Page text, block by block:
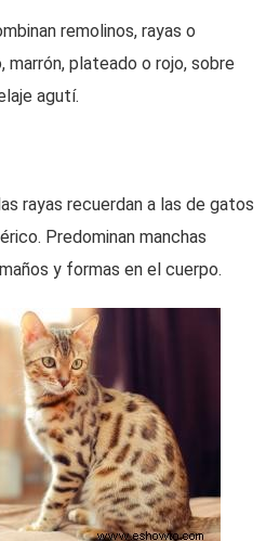
remolinos, rayas o
marrón, plateado o rojo, sobre
agutí.
rayas recuerdan a las de gatos
Predominan manchas
y formas en el cuerpo.